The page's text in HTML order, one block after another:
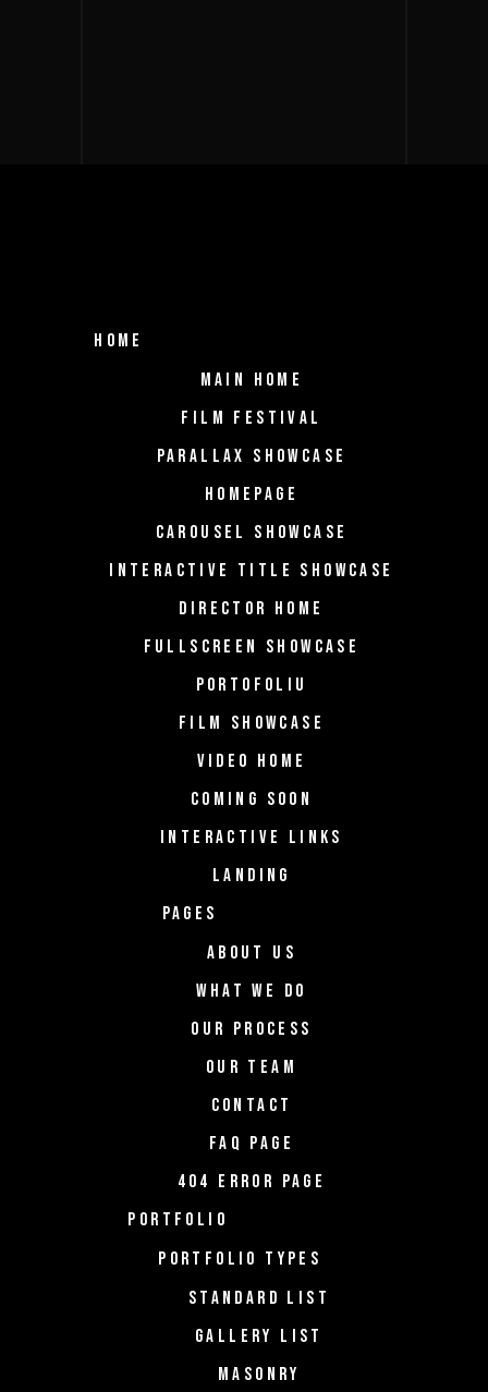
HOME
MAIN HOME
FILM FESTIVAL
PARALLAX SHOWCASE
HOMEPAGE
CAROUSEL SHOWCASE
INTERACTIVE TITLE SHOWCASE
DIRECTOR HOME
FULLSCREEN SHOWCASE
PORTOFOLIU
FILM SHOWCASE
VIDEO HOME
COMING SOON
INTERACTIVE LINKS
LANDING
PAGES
ABOUT US
WHAT WE DO
OUR PROCESS
OUR TEAM
CONTACT
FAQ PAGE
404 ERROR PAGE
PORTFOLIO
PORTFOLIO TYPES
STANDARD LIST
GALLERY LIST
MASONRY